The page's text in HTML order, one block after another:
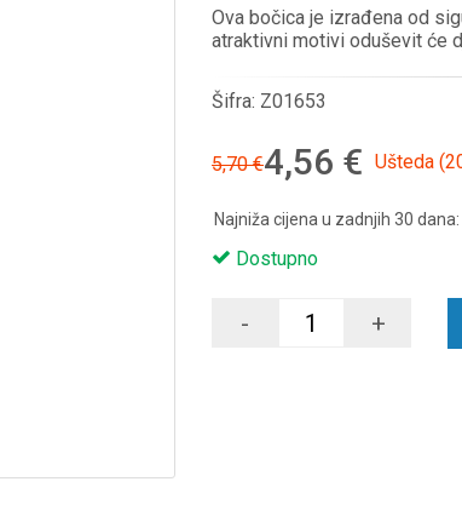
Ova bočica je izrađena od
atraktivni motivi oduševit će
Šifra: Z01653
5,70 €4,56 € Ušteda
Najniža cijena u zadnjih 30 dana:
Dostupno
- +